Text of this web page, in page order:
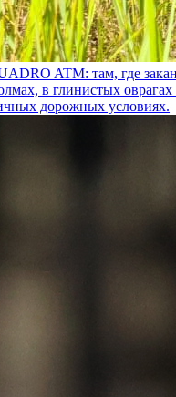
ATM: там, где
в глинистых
дорожных условиях.